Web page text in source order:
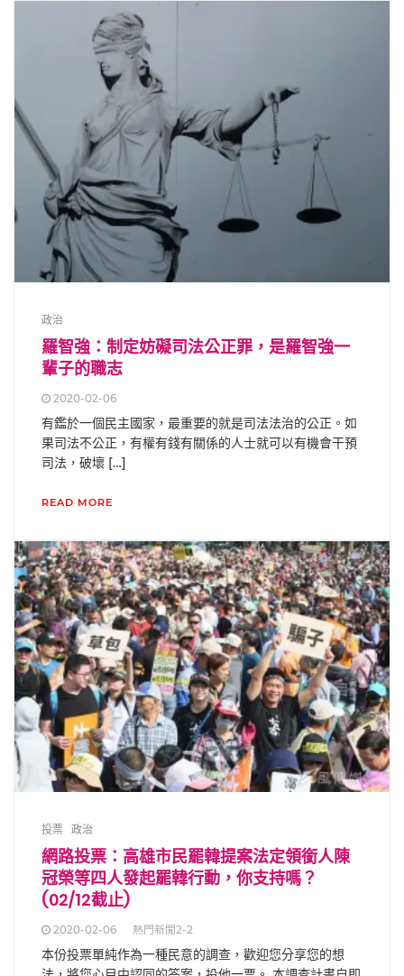
政治
羅智強：制定妨礙司法公正罪，是羅智強一
輩子的職志
2020-02-06
有鑑於一個民主國家，最重要的就是司法法治的公正。如
果司法不公正，有權有錢有關係的人士就可以有機會干預
司法，破壞 […]
READ MORE
投票 政治
網路投票：高雄市民罷韓提案法定領銜人陳
冠榮等四人發起罷韓行動，你支持嗎？
(02/12截止)
2020-02-06 熱門新聞2-2
本份投票單純作為一種民意的調查，歡迎您分享您的想